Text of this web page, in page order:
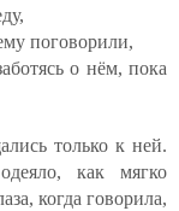
поговорили,
о нём, пока
только к ней.
как мягко
когда говорила,